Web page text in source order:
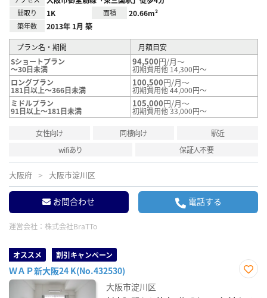
間取り 1K 面積 20.66m²
築年数 2013年 1月 築
プラン名・期間
月額目安
Sショートプラン
～30日未満
94,500円/月～
初期費用他 14,300円～
ロングプラン
181日以上～366日未満
100,500円/月～
初期費用他 44,000円～
ミドルプラン
91日以上～181日未満
105,000円/月～
初期費用他 33,000円～
女性向け 同棲向け
駅近
wifiあり
保証人不要
大阪府 大阪市淀川区
お問合わせ 電話する
運営会社： 株式会社BraTTo
オススメ 割引キャンペーン
ＷＡＰ新大阪24 K(No.432530)
大阪市淀川区